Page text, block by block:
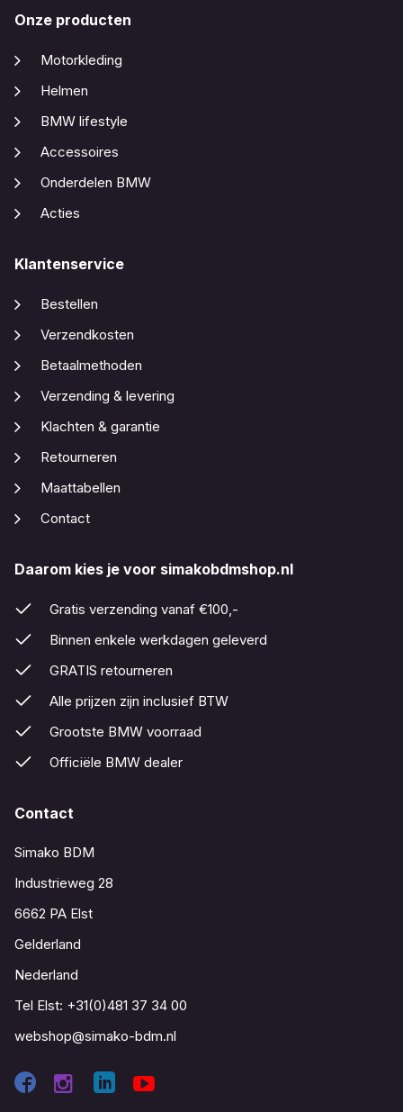
Onze producten
Motorkleding
Helmen
BMW lifestyle
Accessoires
Onderdelen BMW
Acties
Klantenservice
Bestellen
Verzendkosten
Betaalmethoden
Verzending & levering
Klachten & garantie
Retourneren
Maattabellen
Contact
Daarom kies je voor simakobdmshop.nl
Gratis verzending vanaf €100,-
Binnen enkele werkdagen geleverd
GRATIS retourneren
Alle prijzen zijn inclusief BTW
Grootste BMW voorraad
Officiële BMW dealer
Contact
Simako BDM
Industrieweg 28
6662 PA Elst
Gelderland
Nederland
Tel Elst: +31(0)481 37 34 00
webshop@simako-bdm.nl